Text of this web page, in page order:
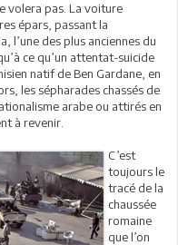
volera pas. La voiture
épars, passant la
l’une des plus anciennes du
ce qu’un attentat-suicide
natif de Ben Gardane, en
les sépharades chassés de
arabe ou attirés en
à revenir.
C’est
toujours le
tracé de la
chaussée
romaine
que l’on